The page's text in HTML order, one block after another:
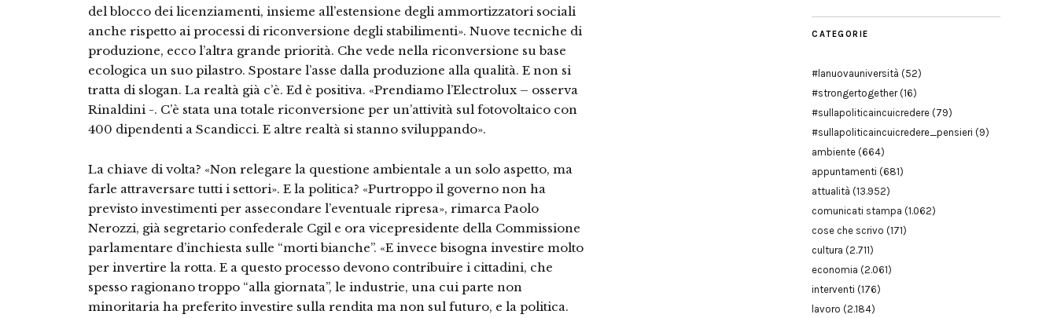
del blocco dei licenziamenti, insieme all’estensione degli ammortizzatori sociali
anche rispetto ai processi di riconversione degli stabilimenti». Nuove tecniche di
produzione, ecco l’altra grande priorità. Che vede nella riconversione su base
ecologica un suo pilastro. Spostare l’asse dalla produzione alla qualità. E non si
tratta di slogan. La realtà già c’è. Ed è positiva. «Prendiamo l’Electrolux – osserva
Rinaldini -. C’è stata una totale riconversione per un’attività sul fotovoltaico con
400 dipendenti a Scandicci. E altre realtà si stanno sviluppando».
La chiave di volta? «Non relegare la questione ambientale a un solo aspetto, ma
farle attraversare tutti i settori». E la politica? «Purtroppo il governo non ha
previsto investimenti per assecondare l’eventuale ripresa», rimarca Paolo
Nerozzi, già segretario confederale Cgil e ora vicepresidente della Commissione
parlamentare d’inchiesta sulle “morti bianche”. «E invece bisogna investire molto
per invertire la rotta. E a questo processo devono contribuire i cittadini, che
spesso ragionano troppo “alla giornata”, le industrie, una cui parte non
minoritaria ha preferito investire sulla rendita ma non sul futuro, e la politica.
CATEGORIE
#lanuovauniversità (52)
#strongertogether(16)
#sullapoliticaincuicredere (79)
#sullapoliticaincuicredere_pensieri (9)
ambiente (664)
appuntamenti (681)
attualità (13.952)
comunicati stampa (1.062)
cose che scrivo (171)
cultura (2.711)
economia (2.061)
interventi (176)
lavoro (2.184)